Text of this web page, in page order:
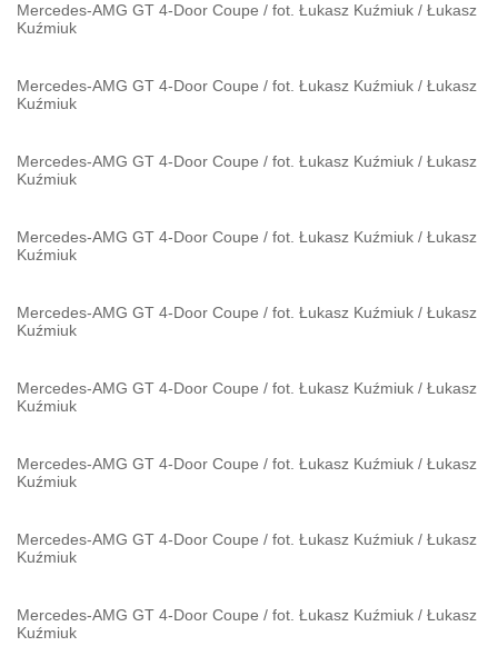
Mercedes-AMG GT 4-Door Coupe / fot. Łukasz Kuźmiuk / Łukasz
Kuźmiuk
Mercedes-AMG GT 4-Door Coupe / fot. Łukasz Kuźmiuk / Łukasz
Kuźmiuk
Mercedes-AMG GT 4-Door Coupe / fot. Łukasz Kuźmiuk / Łukasz
Kuźmiuk
Mercedes-AMG GT 4-Door Coupe / fot. Łukasz Kuźmiuk / Łukasz
Kuźmiuk
Mercedes-AMG GT 4-Door Coupe / fot. Łukasz Kuźmiuk / Łukasz
Kuźmiuk
Mercedes-AMG GT 4-Door Coupe / fot. Łukasz Kuźmiuk / Łukasz
Kuźmiuk
Mercedes-AMG GT 4-Door Coupe / fot. Łukasz Kuźmiuk / Łukasz
Kuźmiuk
Mercedes-AMG GT 4-Door Coupe / fot. Łukasz Kuźmiuk / Łukasz
Kuźmiuk
Mercedes-AMG GT 4-Door Coupe / fot. Łukasz Kuźmiuk / Łukasz
Kuźmiuk